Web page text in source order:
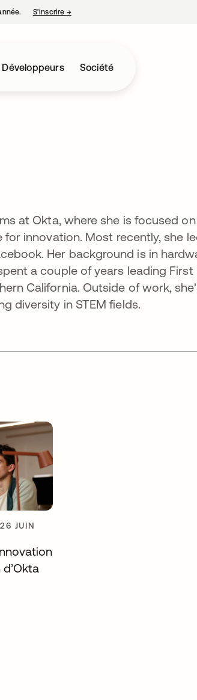
S’inscrire →s’ouvre dans un nouvel onglet
Développeurs Société
at Okta, where she is focused on
innovation. Most recently, she
Her background is in
a couple of years leading First
California. Outside of work,
diversity in STEM fields.
26 JUIN